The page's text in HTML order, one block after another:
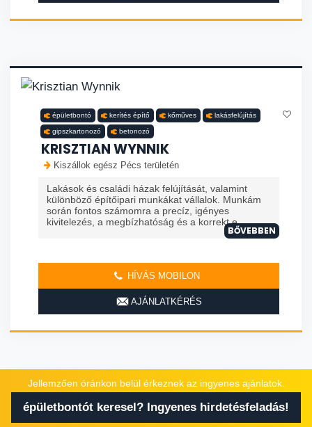
épületbontó kerítés építő kőműves lakásfelújítás
gipszkartonozó betonozó
KRISZTIAN WYNNIK
Kiszállok egész Pécs területén
Lakások és családi házak felújítását, valamint
különböző építőipari munkákat vállalok. Munkám
során fontos számomra a precíz, igényes
kivitelezés, a megbízhatóság és a korrekt e...
BŐVEBBEN
HÍVÁS MOBILON
AJÁNLATKÉRÉS
Jellemzően óránkon belül érkeznek az ingyenes ajánlatok.
épületbontót keresel? Ingyenes hirdetésfeladás!